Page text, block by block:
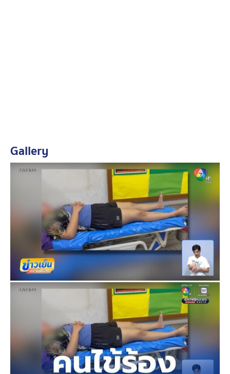
จริง ความคืบหน้าให้การช่วยเหลือเยียวยา รักษาพยาบาล
ผลการตรวจพบว่าเส้นประสาทใหญ่เป็นปกติ ผู้ป่วยมีอาการ
เจ็บแปล็บที่ขา และยังมีนัดหมายให้ผู้ป่วยมาตรวจรักษา และ
ทำกายภาพบำบัดอย่างต่อเนื่อง
Gallery